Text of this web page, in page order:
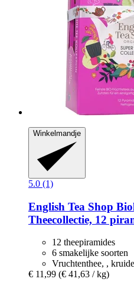
Winkelmandje
5.0 (1)
English Tea Shop
Theecollectie, 12
12 theepiramides
6 smakelijke soorten
Vruchtenthee, ,
€ 11,99 (€ 41,63 / kg)